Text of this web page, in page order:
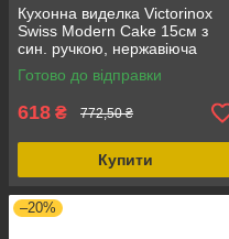
Кухонна виделка Victorinox
Swiss Modern Cake 15см з
син. ручкою, нержавіюча
сталь, поліпропіленова
ручка, десертна вилка
Готово до відправки
618 ₴ 772,50 ₴
Купити
–20%